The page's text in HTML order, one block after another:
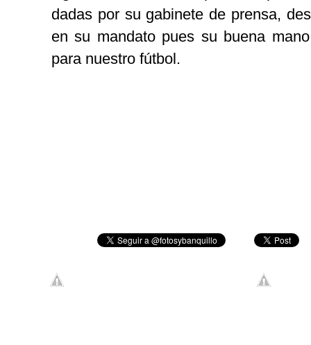
dadas por su gabinete de prensa,
en su mandato pues su buena
para nuestro fútbol.